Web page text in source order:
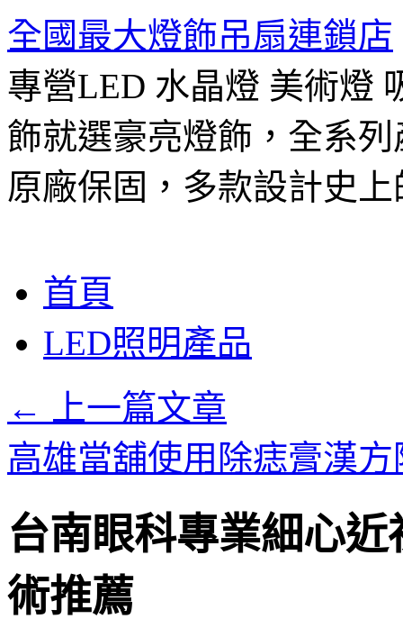
全國最大燈飾吊扇連鎖店
專營LED 水晶燈 美術燈
飾就選豪亮燈飾，全系
原廠保固，多款設計史
至
要
首頁
LED照明產品
←
上一篇文章
高雄當舖使用除痣膏漢
台南眼科專業細心
術推薦